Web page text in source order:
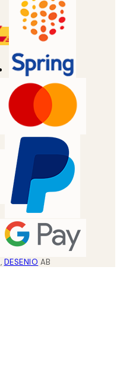
, DESENIO AB